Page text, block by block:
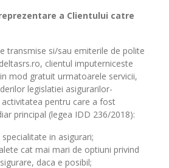
a Clientului catre
transmise si/sau emiterile de polite
clientul imputerniceste
mod gratuit urmatoarele servicii,
legislatiei asigurarilor-
pentru care a fost
principal (legea IDD 236/2018):
in asigurari;
cat mai mari de optiuni privind
daca e posibil;